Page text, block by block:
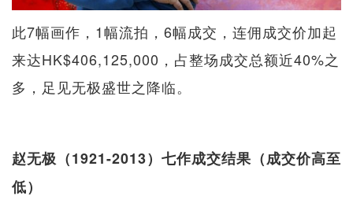
此7幅画作，1幅流拍，6幅成交，连佣成交价加起
来达HK$406,125,000，占整场成交总额近40%之
多，足见无极盛世之降临。
赵无极（1921-2013）七作成交结果（成交价高至
低）